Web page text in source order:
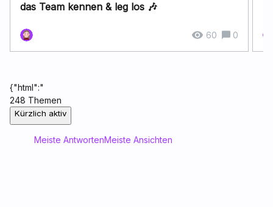
das Team kennen & leg los 🎶
60 0
{"html":"
248 Themen
Kürzlich aktiv
Meiste AntwortenMeiste Ansichten